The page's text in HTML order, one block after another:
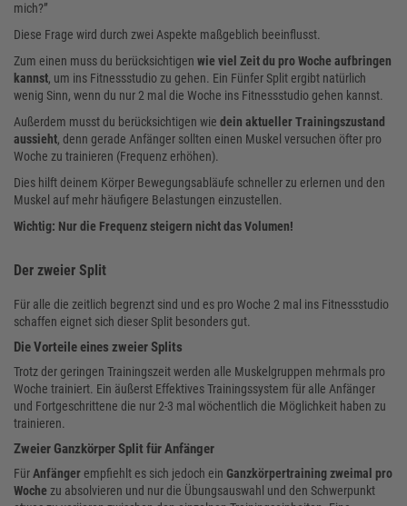
mich?”
Diese Frage wird durch zwei Aspekte maßgeblich beeinflusst.
Zum einen muss du berücksichtigen wie viel Zeit du pro Woche aufbringen
kannst, um ins Fitnessstudio zu gehen. Ein Fünfer Split ergibt natürlich
wenig Sinn, wenn du nur 2 mal die Woche ins Fitnessstudio gehen kannst.
Außerdem musst du berücksichtigen wie dein aktueller Trainingszustand
aussieht, denn gerade Anfänger sollten einen Muskel versuchen öfter pro
Woche zu trainieren (Frequenz erhöhen).
Dies hilft deinem Körper Bewegungsabläufe schneller zu erlernen und den
Muskel auf mehr häufigere Belastungen einzustellen.
Wichtig: Nur die Frequenz steigern nicht das Volumen!
Der zweier Split
Für alle die zeitlich begrenzt sind und es pro Woche 2 mal ins Fitnessstudio
schaffen eignet sich dieser Split besonders gut.
Die Vorteile eines zweier Splits
Trotz der geringen Trainingszeit werden alle Muskelgruppen mehrmals pro
Woche trainiert. Ein äußerst Effektives Trainingssystem für alle Anfänger
und Fortgeschrittene die nur 2-3 mal wöchentlich die Möglichkeit haben zu
trainieren.
Zweier Ganzkörper Split für Anfänger
FürAnfängerempfiehlt es sich jedoch ein Ganzkörpertraining zweimal pro
Woche zu absolvieren und nur die Übungsauswahl und den Schwerpunkt